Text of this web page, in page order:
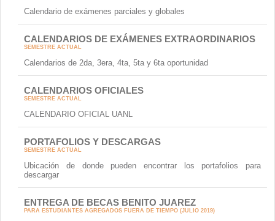
Calendario de exámenes parciales y globales
CALENDARIOS DE EXÁMENES EXTRAORDINARIOS
SEMESTRE ACTUAL
Calendarios de 2da, 3era, 4ta, 5ta y 6ta oportunidad
CALENDARIOS OFICIALES
SEMESTRE ACTUAL
CALENDARIO OFICIAL UANL
PORTAFOLIOS Y DESCARGAS
SEMESTRE ACTUAL
Ubicación de donde pueden encontrar los portafolios para
descargar
ENTREGA DE BECAS BENITO JUAREZ
PARA ESTUDIANTES AGREGADOS FUERA DE TIEMPO (JULIO 2019)